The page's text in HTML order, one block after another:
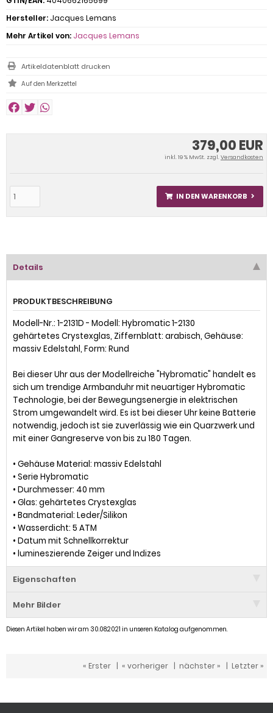
379,00 EUR
inkl. 19 % MwSt. zzgl.Versandkosten
IN DEN WARENKORB
Hersteller: Jacques Lemans
Mehr Artikel von: Jacques Lemans
Artikeldatenblatt drucken
Details
PRODUKTBESCHREIBUNG
Modell-Nr.: 1-2131D - Modell: Hybromatic 1-2130
gehärtetes Crystexglas, Ziffernblatt: arabisch, Gehäuse:
massiv Edelstahl, Form: Rund
Bei dieser Uhr aus der Modellreiche "Hybromatic" handelt es
sich um trendige Armbanduhr mit neuartiger Hybromatic
Technologie, bei der Bewegungsenergie in elektrischen
Strom umgewandelt wird. Es ist bei dieser Uhr keine Batterie
notwendig, jedoch ist sie zuverlässig wie ein Quarzwerk und
mit einer Gangreserve von bis zu 180 Tagen.
• Gehäuse Material: massiv Edelstahl
• Serie Hybromatic
• Durchmesser: 40 mm
• Glas: gehärtetes Crystexglas
• Bandmaterial: Leder/Silikon
• Wasserdicht: 5 ATM
• Datum mit Schnellkorrektur
• lumineszierende Zeiger und Indizes
Eigenschaften
Mehr Bilder
Diesen Artikel haben wir am 30.08.2021 in unseren Katalog aufgenommen.
« Erster | « vorheriger | nächster » | Letzter »